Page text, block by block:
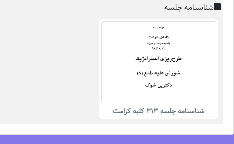
شناسنامه جلسه
شناسنامه جلسه 313 کلبه کرامت